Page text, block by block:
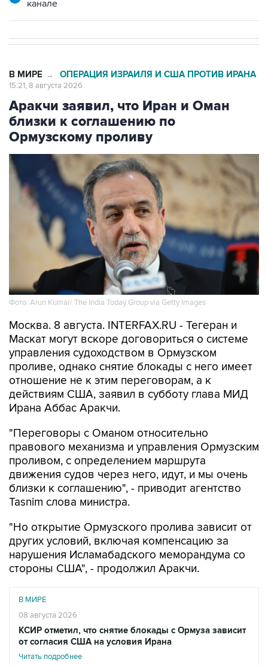
канале
В МИРЕ → ОПЕРАЦИЯ ИЗРАИЛЯ И США ПРОТИВ ИРАНА
15:21, 8 августа 2026
Аракчи заявил, что Иран и Оман
близки к соглашению по
Ормузскому проливу
Фото: Arun Kumar/ The India Today Group via Getty Images
Москва. 8 августа. INTERFAX.RU - Тегеран и
Маскат могут вскоре договориться о системе
управления судоходством в Ормузском
проливе, однако снятие блокады с него имеет
отношение не к этим переговорам, а к
действиям США, заявил в субботу глава МИД
Ирана Аббас Аракчи.
"Переговоры с Оманом относительно
правового механизма и управления Ормузским
проливом, с определением маршрута
движения судов через него, идут, и мы очень
близки к соглашению", - приводит агентство
Tasnim слова министра.
"Но открытие Ормузского пролива зависит от
других условий, включая компенсацию за
нарушения Исламабадского меморандума со
стороны США", - продолжил Аракчи.
В МИРЕ
08 августа 2026
КСИР отметил, что снятие блокады с Ормуза зависит
от согласия США на условия Ирана
Читать подробнее